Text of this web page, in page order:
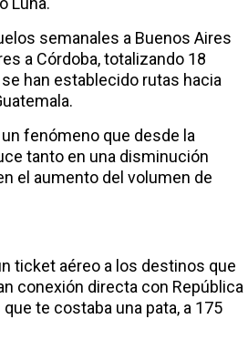
semanales a Buenos Aires
a Córdoba, totalizando 18
han establecido rutas hacia
fenómeno que desde la
tanto en una disminución
el aumento del volumen de
ticket aéreo a los destinos que
conexión directa con República
te costaba una pata, a 175